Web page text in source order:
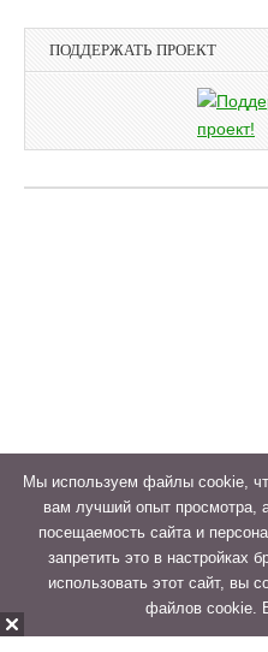
ПОДДЕРЖАТЬ ПРОЕКТ
Мы используем файлы cookie,
вам лучший опыт просмотра,
посещаемость сайта и
запретить это в настройках
использовать этот сайт, вы
файлов cookie.